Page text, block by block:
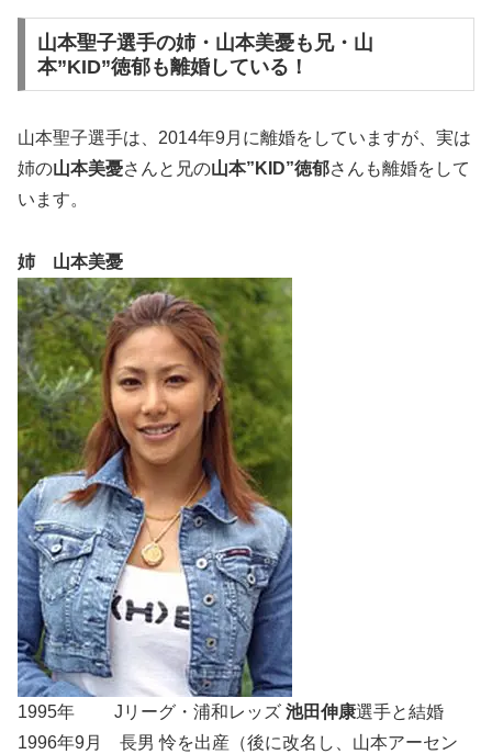
山本聖子選手の姉・山本美憂も兄・山
本”KID”徳郁も離婚している！
山本聖子選手は、2014年9月に離婚をしていますが、実は
姉の山本美憂さんと兄の山本”KID”徳郁さんも離婚をして
います。
姉 山本美憂
1995年 Jリーグ・浦和レッズ 池田伸康選手と結婚
1996年9月 長男 怜を出産（後に改名し、山本アーセン